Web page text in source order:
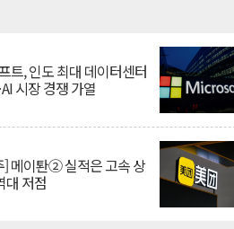
트, 인도 최대 데이터센터
시장 경쟁 가열
] 메이퇀② 실적은 고속 상
대 저점